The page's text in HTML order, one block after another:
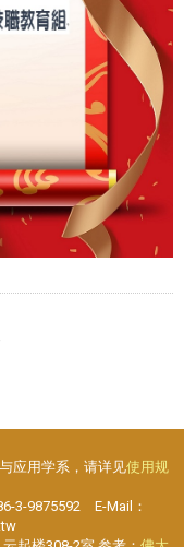
应用学系，请详见使用规
3-9875592 E-Mail：